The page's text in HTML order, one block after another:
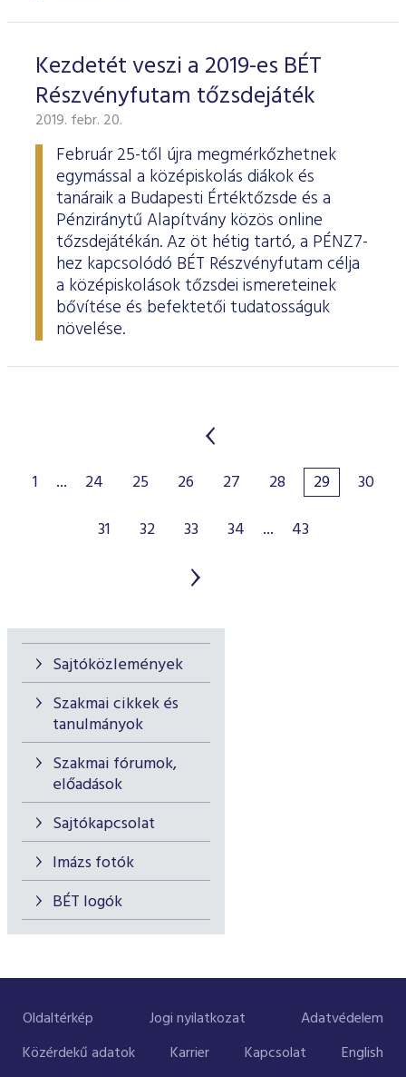
Sajtóközlemények
Szakmai cikkek és
tanulmányok
Szakmai fórumok,
előadások
Sajtókapcsolat
Imázs fotók
BÉT logók
Kezdetét veszi a 2019-es BÉT
Részvényfutam tőzsdejáték
2019. febr. 20.
Február 25-től újra megmérkőzhetnek
egymással a középiskolás diákok és
tanáraik a Budapesti Értéktőzsde és a
Pénziránytű Alapítvány közös online
tőzsdejátékán. Az öt hétig tartó, a PÉNZ7-
hez kapcsolódó BÉT Részvényfutam célja
a középiskolások tőzsdei ismereteinek
bővítése és befektetői tudatosságuk
növelése.
1 ... 24 25 26 27 28 29
30
31
32 33 34 ... 43
Oldaltérkép Jogi nyilatkozat
Adatvédelem
Közérdekű adatok
Karrier Kapcsolat English